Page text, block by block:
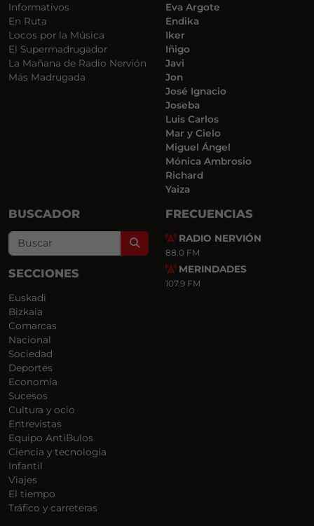
Informativos
En Ruta
Locos por la Música
El Supermadrugador
La Mañana de Radio Nervión
Más Madrugada
Eva Argote
Endika
Iker
Iñigo
Javi
Jon
José Ignacio
Joseba
Luis Carlos
Mar y Cielo
Miguel Ángel
Mónica Ambrosio
Richard
Yaiza
BUSCADOR
Search
SECCIONES
Euskadi
Bizkaia
Comarcas
Nacional
Sociedad
Deportes
Economía
Sucesos
Cultura y ocio
Entrevistas
Equipo AntiBulos
Ciencia y tecnología
Infantil
Viajes
El tiempo
Tráfico y carreteras
FRECUENCIAS
RADIO NERVIÓN
88.0 FM
MERINDADES
107.9 FM